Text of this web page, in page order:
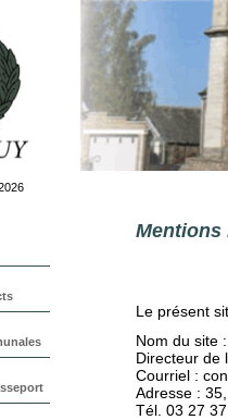
Mentions
Le présent
Nom du site
Directeur de
Courriel :
Adresse :
Tél. 03 27